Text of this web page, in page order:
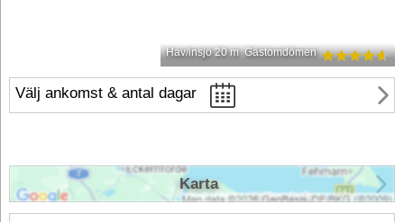
Hav/insjö 20 m Gästomdömen
Välj ankomst & antal dagar
Karta